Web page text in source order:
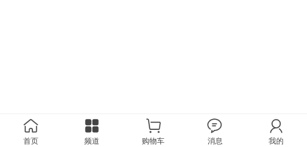
首页 频道 购物车 消息 我的